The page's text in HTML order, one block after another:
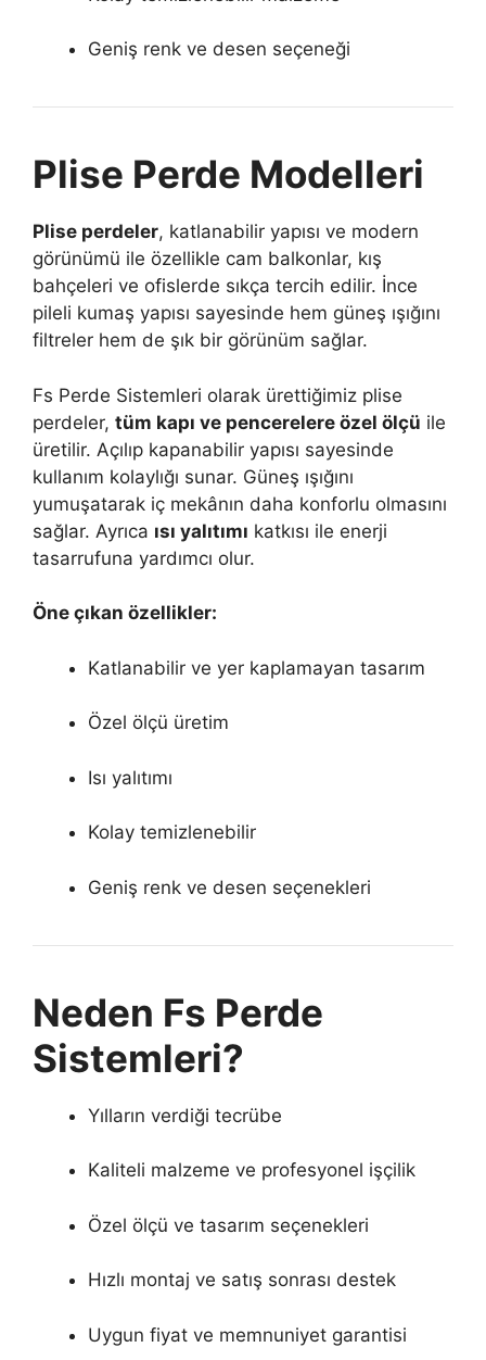
Geniş renk ve desen seçeneği
Plise Perde Modelleri
Plise perdeler, katlanabilir yapısı ve modern
görünümü ile özellikle cam balkonlar, kış
bahçeleri ve ofislerde sıkça tercih edilir. İnce
pileli kumaş yapısı sayesinde hem güneş ışığını
filtreler hem de şık bir görünüm sağlar.
Fs Perde Sistemleri olarak ürettiğimiz plise
perdeler, tüm kapı ve pencerelere özel ölçü ile
üretilir. Açılıp kapanabilir yapısı sayesinde
kullanım kolaylığı sunar. Güneş ışığını
yumuşatarak iç mekânın daha konforlu olmasını
sağlar. Ayrıca ısı yalıtımı katkısı ile enerji
tasarrufuna yardımcı olur.
Öne çıkan özellikler:
Katlanabilir ve yer kaplamayan tasarım
Özel ölçü üretim
Isı yalıtımı
Kolay temizlenebilir
Geniş renk ve desen seçenekleri
Neden Fs Perde
Sistemleri?
Yılların verdiği tecrübe
Kaliteli malzeme ve profesyonel işçilik
Özel ölçü ve tasarım seçenekleri
Hızlı montaj ve satış sonrası destek
Uygun fiyat ve memnuniyet garantisi